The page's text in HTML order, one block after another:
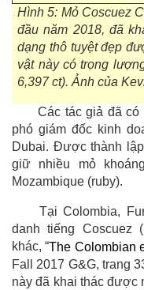
Hình 5: Mỏ Coscuez
đầu năm 2018, đã
dạng thô tuyệt đẹp
vật này có trọng
6,397 ct). Ảnh của
Các tác giả đã
phó giám đốc kinh
Dubai. Được thành
giữ nhiều mỏ
Mozambique (ruby).
Tại Colombia,
danh tiếng Coscuez
khác, “The Colombian
Fall 2017 G&G, trang
này đã khai thác được